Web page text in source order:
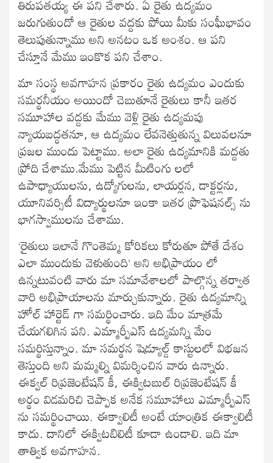
జరుగుతుందో ఆ రైతుల వద్దకు పోయి మీకు సంఘీభావం
తెలుపుతున్నాము అని అనటం ఒక అంశం. ఆ పని
చేస్తూనే మేము ఇంకొక పని చేశాం.
మా సంస్థ అవగాహన ప్రకారం రైతు ఉద్యమం ఎందుకు
సమర్థనీయం అయిందో చెబుతూనే రైతులు కానీ ఇతర
సమూహాల వద్దకు మేము వెళ్లి రైతు ఉద్యమపు
న్యాయబద్ధతనూ, ఆ ఉద్యమం లేవనెత్తుతున్న విలువలనూ
ప్రజల ముందు పెట్టాము. అలా రైతు ఉద్యమానికి మద్దతు
ప్రోది చేశాము.మేము పెట్టిన మీటింగు లలో
ఉపాధ్యాయులను, ఉద్యోగులను, లాయర్లన, డాక్టర్లను,
యూనివర్సిటీ విద్యార్థులనూ ఇంకా ఇతర ప్రొఫెషనల్స్ ను
భాగస్వాములను చేశాము.
‘రైతులు ఇలానే గొంతెమ్మ కోరికలు కోరుతూ పోతే దేశం
ఎలా ముందుకు వెళుతుంది’ అని అభిప్రాయం లో
ఉన్నటువంటి వారు మా సమావేశాలలో పాల్గొన్న తర్వాత
వారి అభిప్రాయాలను మార్చుకున్నారు. రైతు ఉద్యమాన్ని
హోల్ హార్టెడ్ గా సమర్థించారు. ఇది మేం మాత్రమే
చేయగలిగిన పని. ఎమ్మార్పీఎస్ ఉద్యమన్ని మేం
సమర్థిస్తున్నాం. మా సమర్థన షెడ్యూల్డ్ కాస్టులలో విభజన
తెస్తుంది అని మమ్మల్ని విమర్శించిన వారు ఉన్నారు.
ఈక్వల్ రిప్రజెంటేషన్ కీ, ఈక్విటబుల్ రిప్రజెంటేషన్ కీ
అర్థం విడమరిచి చెప్పాక అనేక సమూహాలు ఎమ్మార్పీఎస్
ను సమర్థించాయి. ఈక్వాలిటీ అంటే యాంత్రిక ఈక్వాలిటీ
కాదు. దానిలో ఈక్విటబిలిటీ కూడా ఉండాలి. ఇది మా
తాత్విక అవగాహన.